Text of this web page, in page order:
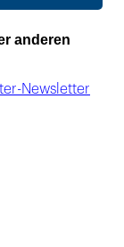
anderen
Newsletter